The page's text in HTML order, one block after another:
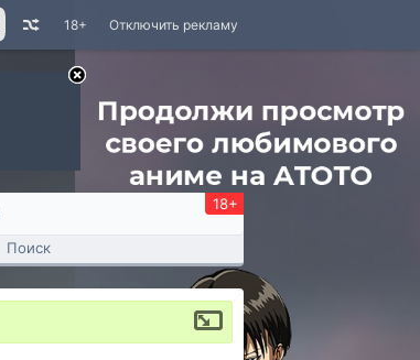
Отключить рекламу
18+
18+
Поиск